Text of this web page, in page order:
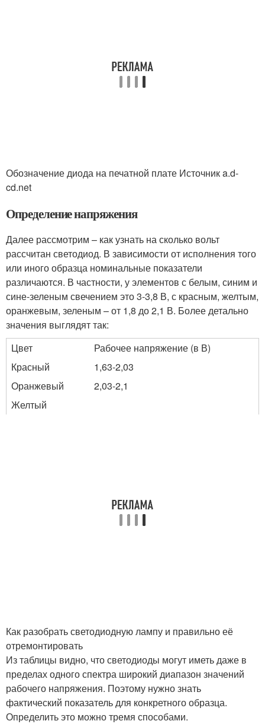
Обозначение диода на печатной плате Источник a.d-
cd.net
Определение напряжения
Далее рассмотрим – как узнать на сколько вольт
рассчитан светодиод. В зависимости от исполнения того
или иного образца номинальные показатели
различаются. В частности, у элементов с белым, синим и
сине-зеленым свечением это 3-3,8 В, с красным, желтым,
оранжевым, зеленым – от 1,8 до 2,1 В. Более детально
значения выглядят так:
Цвет
Рабочее напряжение (в В)
Красный
1,63-2,03
Оранжевый
2,03-2,1
Желтый
Как разобрать светодиодную лампу и правильно её
отремонтировать
Из таблицы видно, что светодиоды могут иметь даже в
пределах одного спектра широкий диапазон значений
рабочего напряжения. Поэтому нужно знать
фактический показатель для конкретного образца.
Определить это можно тремя способами.